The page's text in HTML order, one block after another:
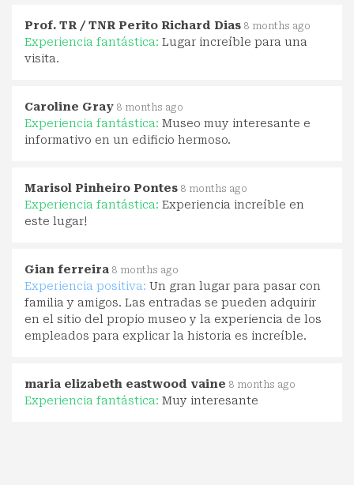
Prof. TR / TNR Perito Richard Dias 8 months ago
Experiencia fantástica: Lugar increíble para una
visita.
Caroline Gray 8 months ago
Experiencia fantástica: Museo muy interesante e
informativo en un edificio hermoso.
Marisol Pinheiro Pontes 8 months ago
Experiencia fantástica: Experiencia increíble en
este lugar!
Gian ferreira 8 months ago
Experiencia positiva: Un gran lugar para pasar con
familia y amigos. Las entradas se pueden adquirir
en el sitio del propio museo y la experiencia de los
empleados para explicar la historia es increíble.
maria elizabeth eastwood vaine 8 months ago
Experiencia fantástica: Muy interesante